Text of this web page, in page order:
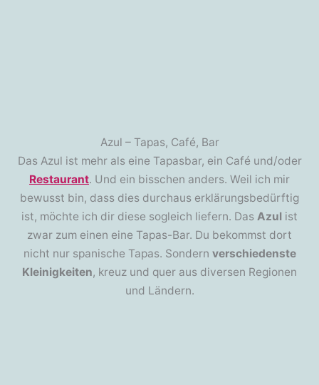
Azul – Tapas, Café, Bar
Das Azul ist mehr als eine Tapasbar, ein Café und/oder
Restaurant. Und ein bisschen anders. Weil ich mir
bewusst bin, dass dies durchaus erklärungsbedürftig
ist, möchte ich dir diese sogleich liefern. Das Azul ist
zwar zum einen eine Tapas-Bar. Du bekommst dort
nicht nur spanische Tapas. Sondern verschiedenste
Kleinigkeiten, kreuz und quer aus diversen Regionen
und Ländern.